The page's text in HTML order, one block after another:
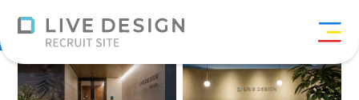
ギャラリー
ギャラリー